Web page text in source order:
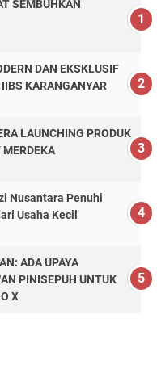
SEMBUHKAN
DAN EKSKLUSIF
KARANGANYAR
LAUNCHING PRODUK
Nusantara Penuhi
Usaha Kecil
ADA UPAYA
PINISEPUH UNTUK
X